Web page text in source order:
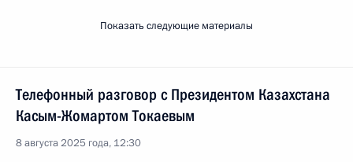
Показать следующие материалы
Телефонный разговор с Президентом Казахстана
Касым-Жомартом Токаевым
8 августа 2025 года, 12:30